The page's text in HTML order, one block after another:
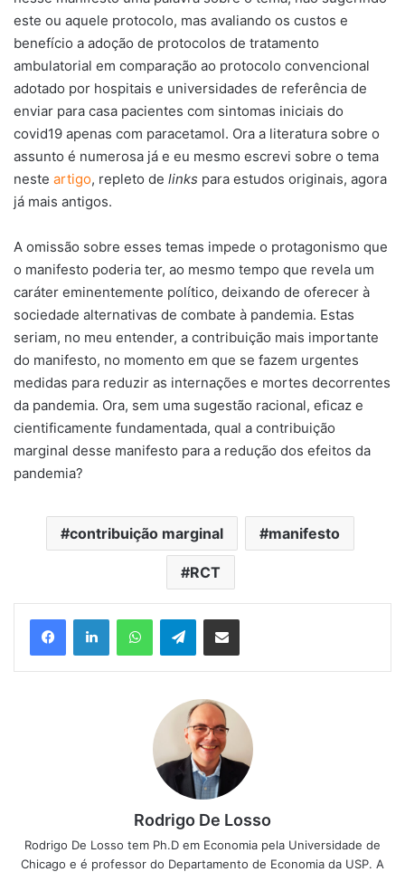
este ou aquele protocolo, mas avaliando os custos e
benefício a adoção de protocolos de tratamento
ambulatorial em comparação ao protocolo convencional
adotado por hospitais e universidades de referência de
enviar para casa pacientes com sintomas iniciais do
covid19 apenas com paracetamol. Ora a literatura sobre o
assunto é numerosa já e eu mesmo escrevi sobre o tema
neste artigo, repleto de links para estudos originais, agora
já mais antigos.
A omissão sobre esses temas impede o protagonismo que
o manifesto poderia ter, ao mesmo tempo que revela um
caráter eminentemente político, deixando de oferecer à
sociedade alternativas de combate à pandemia. Estas
seriam, no meu entender, a contribuição mais importante
do manifesto, no momento em que se fazem urgentes
medidas para reduzir as internações e mortes decorrentes
da pandemia. Ora, sem uma sugestão racional, eficaz e
cientificamente fundamentada, qual a contribuição
marginal desse manifesto para a redução dos efeitos da
pandemia?
contribuição marginal manifesto
RCT
Telegram
Rodrigo De Losso
Rodrigo De Losso tem Ph.D em Economia pela Universidade de
Chicago e é professor do Departamento de Economia da USP. A